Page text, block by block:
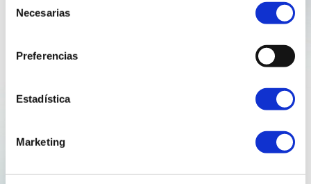
Necesarias
Preferencias
Estadística
Marketing
administración de Musel E-Hub, la sociedad propietaria
de la regasificadora de Gijón, participada por Enagás
musel e-hub
Explore more